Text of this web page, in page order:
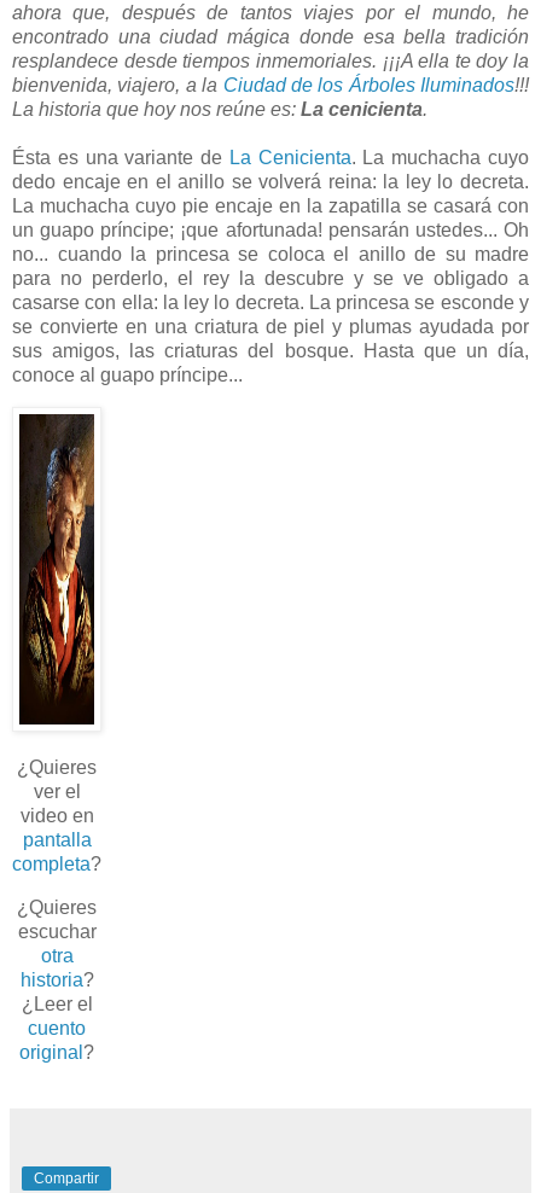
ahora que, después de tantos viajes por el mundo, he
encontrado una ciudad mágica donde esa bella tradición
resplandece desde tiempos inmemoriales. ¡¡¡A ella te doy la
bienvenida, viajero, a la Ciudad de los Árboles Iluminados!!!
La historia que hoy nos reúne es: La cenicienta.
Ésta es una variante de La Cenicienta. La muchacha cuyo
dedo encaje en el anillo se volverá reina: la ley lo decreta.
La muchacha cuyo pie encaje en la zapatilla se casará con
un guapo príncipe; ¡que afortunada! pensarán ustedes... Oh
no... cuando la princesa se coloca el anillo de su madre
para no perderlo, el rey la descubre y se ve obligado a
casarse con ella: la ley lo decreta. La princesa se esconde y
se convierte en una criatura de piel y plumas ayudada por
sus amigos, las criaturas del bosque. Hasta que un día,
conoce al guapo príncipe...
¿Quieres
ver el
video en
pantalla
completa?
¿Quieres
escuchar
otra
historia?
¿Leer el
cuento
original ?
Compartir